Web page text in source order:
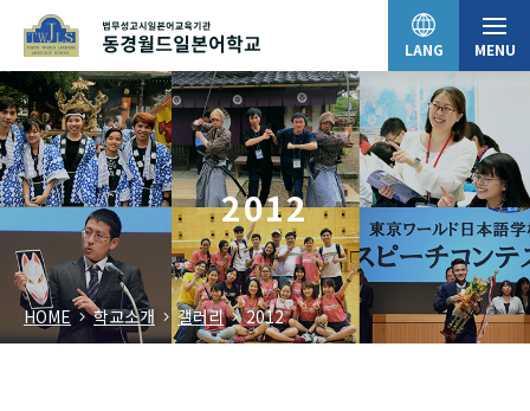
LANG MENU
日本語
English
中文（简体）
2012
HOME 학교소개 갤러리 2012